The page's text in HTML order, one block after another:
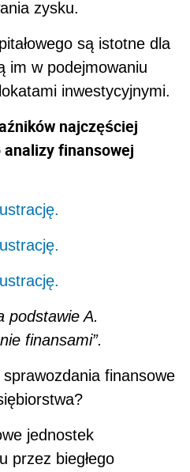
zysku.
są istotne dla
im w podejmowaniu
inwestycyjnymi.
najczęściej
finansowej
podstawie A.
finansami”.
finansowe
jednostek
przez biegłego